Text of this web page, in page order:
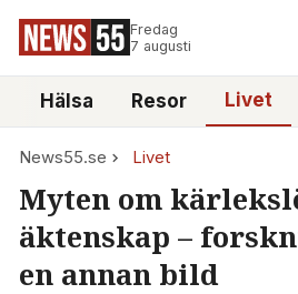
Fredag
7 augusti
Hälsa Resor Livet
News55.se Livet
Myten om
äktenskap –
en annan bild